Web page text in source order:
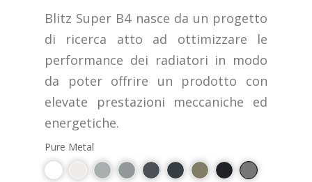
Blitz Super B4 nasce da un progetto
di ricerca atto ad ottimizzare le
performance dei radiatori in modo
da poter offrire un prodotto con
elevate prestazioni meccaniche ed
energetiche.
Pure Metal